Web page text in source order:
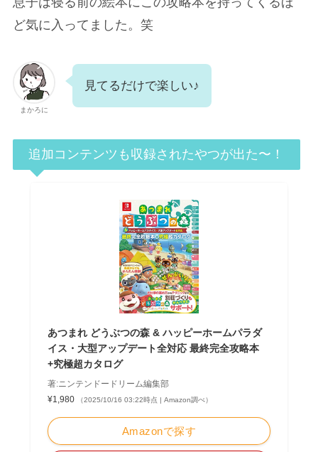
ど気に入ってました。笑
まかろに
見てるだけで楽しい♪
追加コンテンツも収録されたやつが出た〜！
あつまれ どうぶつの森 & ハッピーホームパラダ
イス・大型アップデート全対応 最終完全攻略本
+究極超カタログ
著:ニンテンドードリーム編集部
¥1,980
（2025/10/16 03:22時点 | Amazon調べ）
Amazonで探す